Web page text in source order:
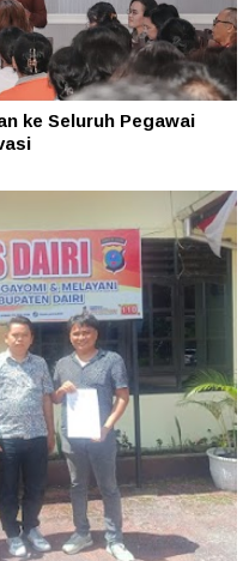
ke Seluruh Pegawai